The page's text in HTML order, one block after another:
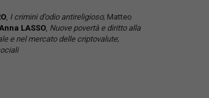
, I crimini d’odio antireligioso; Matteo
LASSO, Nuove povertà e diritto alla
e nel mercato delle criptovalute;